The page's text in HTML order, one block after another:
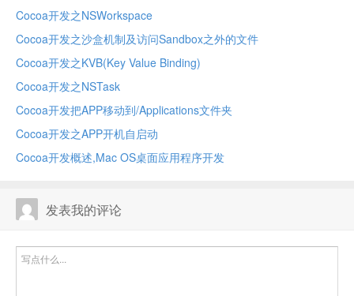
Cocoa开发之NSWorkspace
Cocoa开发之沙盒机制及访问Sandbox之外的文件
Cocoa开发之KVB(Key Value Binding)
Cocoa开发之NSTask
Cocoa开发把APP移动到/Applications文件夹
Cocoa开发之APP开机自启动
Cocoa开发概述,Mac OS桌面应用程序开发
发表我的评论